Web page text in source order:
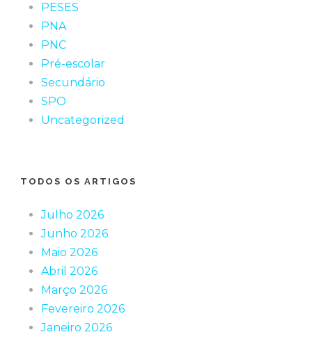
PESES
PNA
PNC
Pré-escolar
Secundário
SPO
Uncategorized
TODOS OS ARTIGOS
Julho 2026
Junho 2026
Maio 2026
Abril 2026
Março 2026
Fevereiro 2026
Janeiro 2026